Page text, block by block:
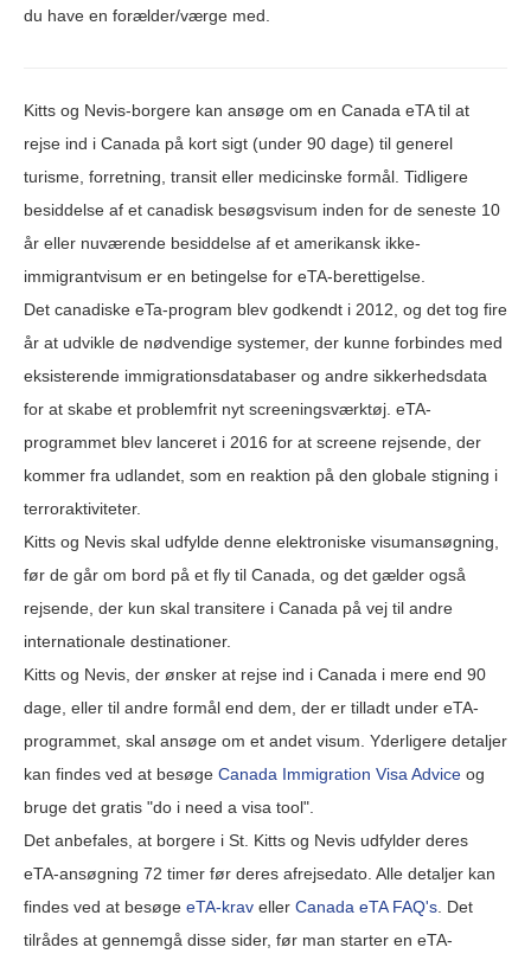
du have en forælder/værge med.
Kitts og Nevis-borgere kan ansøge om en Canada eTA til at
rejse ind i Canada på kort sigt (under 90 dage) til generel
turisme, forretning, transit eller medicinske formål. Tidligere
besiddelse af et canadisk besøgsvisum inden for de seneste 10
år eller nuværende besiddelse af et amerikansk ikke-
immigrantvisum er en betingelse for eTA-berettigelse.
Det canadiske eTa-program blev godkendt i 2012, og det tog fire
år at udvikle de nødvendige systemer, der kunne forbindes med
eksisterende immigrationsdatabaser og andre sikkerhedsdata
for at skabe et problemfrit nyt screeningsværktøj. eTA-
programmet blev lanceret i 2016 for at screene rejsende, der
kommer fra udlandet, som en reaktion på den globale stigning i
terroraktiviteter.
Kitts og Nevis skal udfylde denne elektroniske visumansøgning,
før de går om bord på et fly til Canada, og det gælder også
rejsende, der kun skal transitere i Canada på vej til andre
internationale destinationer.
Kitts og Nevis, der ønsker at rejse ind i Canada i mere end 90
dage, eller til andre formål end dem, der er tilladt under eTA-
programmet, skal ansøge om et andet visum. Yderligere detaljer
kan findes ved at besøge Canada Immigration Visa Advice og
bruge det gratis "do i need a visa tool".
Det anbefales, at borgere i St. Kitts og Nevis udfylder deres
eTA-ansøgning 72 timer før deres afrejsedato. Alle detaljer kan
findes ved at besøge eTA-krav eller Canada eTA FAQ's . Det
tilrådes at gennemgå disse sider, før man starter en eTA-